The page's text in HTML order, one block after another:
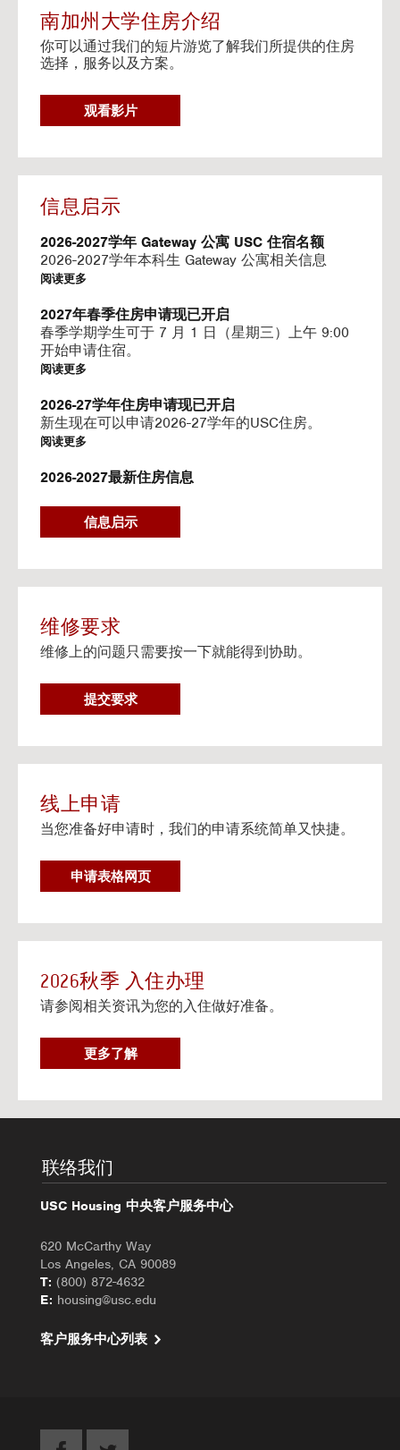
A
P
V
i
d
e
南加州大学住房介绍
你可以通过我们的短片游览了解我们所提供的住房
选择，服务以及方案。
G
O
O
U
S
I
N
V
I
D
E
O
观看影片
信息启示
2026-2027学年 Gateway 公寓 USC 住宿名额
2026-2027学年本科生 Gateway 公寓相关信息
阅读更多
2027年春季住房申请现已开启
春季学期学生可于 7 月 1 日（星期三）上午 9:00
开始申请住宿。
阅读更多
2026-27学年住房申请现已开启
新生现在可以申请2026-27学年的USC住房。
阅读更多
2026-2027最新住房信息
Gateway apartments 将在(UHR)住房续约程序中可
用。
流媒体服务
在个人设备上观看流媒体电视
邮寄信息以及楼宇地址
阅读更多
信息启示
维修要求
维修上的问题只需要按一下就能得到协助。
提交要求维
修
线上申请
当您准备好申请时，我们的申请系统简单又快捷。
申请表格网页
2026秋季 入住办理
请参阅相关资讯为您的入住做好准备。
更多了解2
0
办
理
联络我们
USC Housing 中央客户服务中心
620 McCarthy Way
Los Angeles, CA 90089
T: (800) 872-4632
E: housing@usc.edu
客户服务中心列表